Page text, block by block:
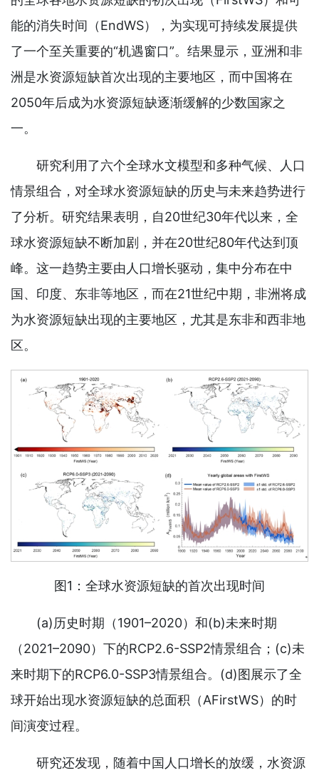
能的消失时间（EndWS），为实现可持续发展提供
了一个至关重要的“机遇窗口”。结果显示，亚洲和非
洲是水资源短缺首次出现的主要地区，而中国将在
2050年后成为水资源短缺逐渐缓解的少数国家之
一。
研究利用了六个全球水文模型和多种气候、人口
情景组合，对全球水资源短缺的历史与未来趋势进行
了分析。研究结果表明，自20世纪30年代以来，全
球水资源短缺不断加剧，并在20世纪80年代达到顶
峰。这一趋势主要由人口增长驱动，集中分布在中
国、印度、东非等地区，而在21世纪中期，非洲将成
为水资源短缺出现的主要地区，尤其是东非和西非地
区。
图1：全球水资源短缺的首次出现时间
(a)历史时期（1901–2020）和(b)未来时期
（2021–2090）下的RCP2.6-SSP2情景组合；(c)未
来时期下的RCP6.0-SSP3情景组合。(d)图展示了全
球开始出现水资源短缺的总面积（AFirstWS）的时
间演变过程。
研究还发现，随着中国人口增长的放缓，水资源